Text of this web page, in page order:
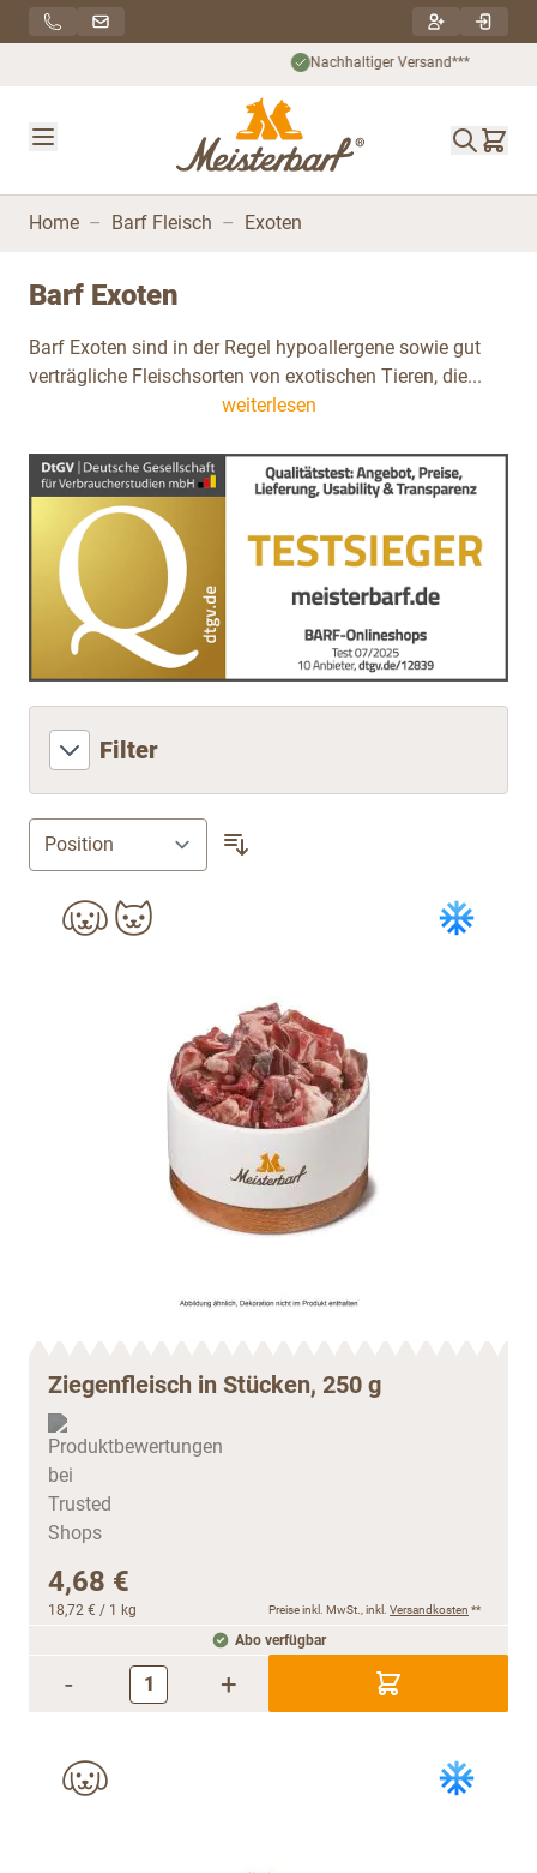
Direkt zum Inhalt
Nachhaltiger Versand***
Home – Barf Fleisch – Exoten
Barf Exoten
Barf Exoten sind in der Regel hypoallergene sowie gut
verträgliche Fleischsorten von exotischen Tieren, die...
weiterlesen
Filter
Ziegenfleisch in Stücken, 250 g
4,68 €
18,72 € / 1 kg Preise inkl. MwSt., inkl. Versandkosten **
Abo verfügbar
- +